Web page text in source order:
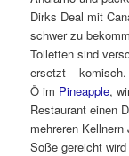
Dirks Deal mit
schwer zu
Toiletten sind
ersetzt –
Ö im Pineapple,
Restaurant einen
mehreren
Soße gereicht